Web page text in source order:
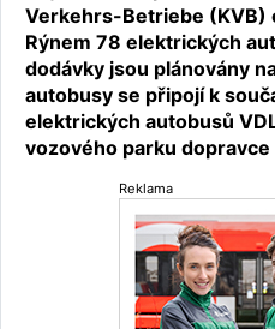
Verkehrs-Betriebe (KVB)
Rýnem 78 elektrických
dodávky jsou plánovány
autobusy se připojí k
elektrických autobusů
vozového parku
Reklama